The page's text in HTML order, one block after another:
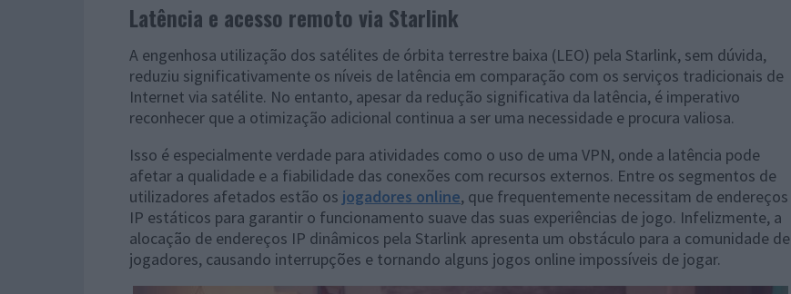
Latência e acesso remoto via Starlink
A engenhosa utilização dos satélites de órbita terrestre baixa (LEO) pela Starlink, sem dúvida,
reduziu significativamente os níveis de latência em comparação com os serviços tradicionais de
Internet via satélite. No entanto, apesar da redução significativa da latência, é imperativo
reconhecer que a otimização adicional continua a ser uma necessidade e procura valiosa.
Isso é especialmente verdade para atividades como o uso de uma VPN, onde a latência pode
afetar a qualidade e a fiabilidade das conexões com recursos externos. Entre os segmentos de
utilizadores afetados estão os jogadores online, que frequentemente necessitam de endereços
IP estáticos para garantir o funcionamento suave das suas experiências de jogo. Infelizmente, a
alocação de endereços IP dinâmicos pela Starlink apresenta um obstáculo para a comunidade de
jogadores, causando interrupções e tornando alguns jogos online impossíveis de jogar.